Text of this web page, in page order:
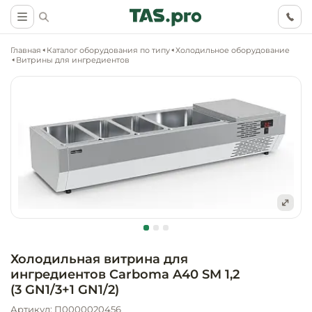
Ритейл (non
Главная Каталог оборудования по типу Холодильное оборудование
Витрины для ингредиентов
Холодильная витрина для
ингредиентов Carboma A40 SM 1,2
(3 GN1/3+1 GN1/2)
Артикул: П0000020456